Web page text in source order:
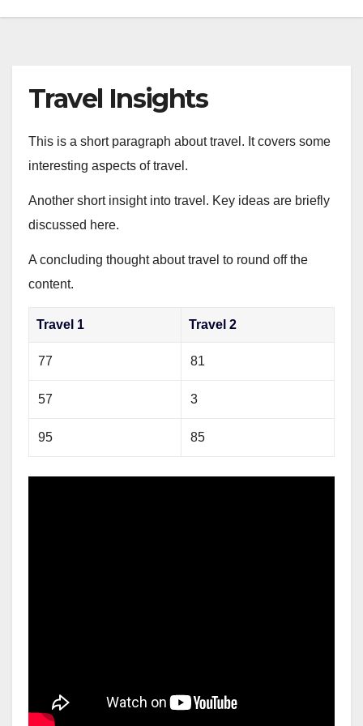
Travel Insights
This is a short paragraph about travel. It covers some
interesting aspects of travel.
Another short insight into travel. Key ideas are briefly
discussed here.
A concluding thought about travel to round off the
content.
Travel 1 Travel 2
77 81
57 3
95 85